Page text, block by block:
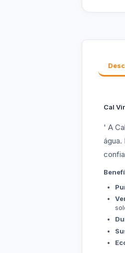
Cal
' A
água.